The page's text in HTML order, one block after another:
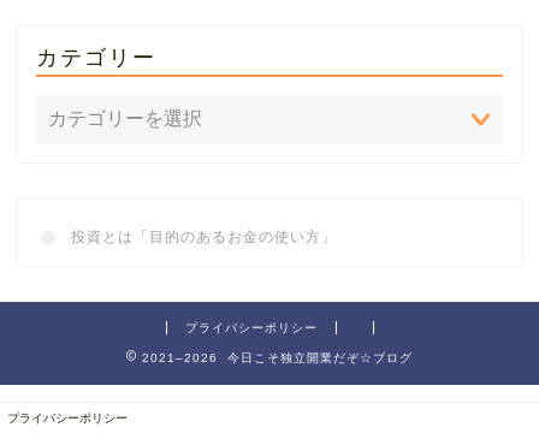
カテゴリー
投資とは「目的のあるお金の使い方」
プライバシーポリシー
2021–2026 今日こそ独立開業だぞ☆ブログ
プライバシーポリシー